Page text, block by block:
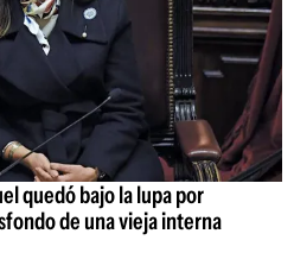
quedó bajo la lupa por
de una vieja interna